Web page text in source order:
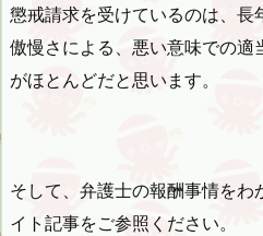
懲戒請求を受けているのは、長
傲慢さによる、悪い意味での適
がほとんどだと思います。
そして、弁護士の報酬事情をわ
イト記事をご参照ください。